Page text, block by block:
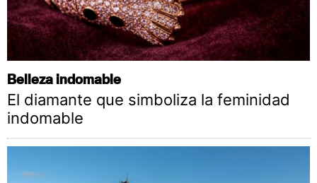
Belleza indomable
El diamante que simboliza la feminidad
indomable